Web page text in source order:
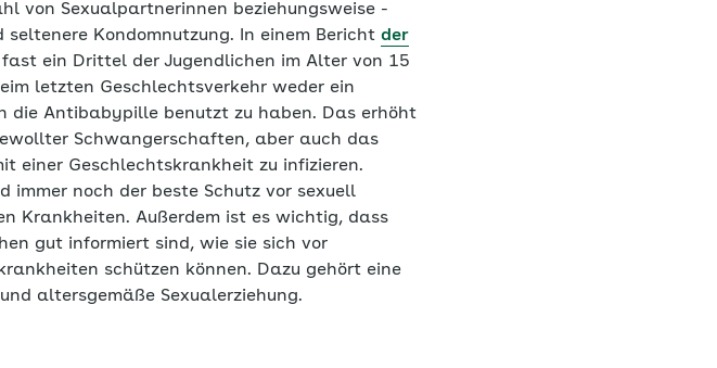
von Sexualpartnerinnen beziehungsweise -
seltenere Kondomnutzung. In einem Bericht der
ein Drittel der Jugendlichen im Alter von 15
letzten Geschlechtsverkehr weder ein
die Antibabypille benutzt zu haben. Das erhöht
Schwangerschaften, aber auch das
einer Geschlechtskrankheit zu infizieren.
immer noch der beste Schutz vor sexuell
Krankheiten. Außerdem ist es wichtig, dass
gut informiert sind, wie sie sich vor
schützen können. Dazu gehört eine
altersgemäße Sexualerziehung.